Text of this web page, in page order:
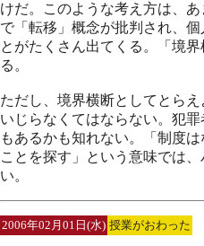
けだ。このような考え方は、
で「転移」概念が批判され、
とがたくさん出てくる。「境
る。
ただし、境界横断としてとら
いじらなくてはならない。犯
もあるかも知れない。「制度
ことを探す」という意味では
い。
2006年02月01日(水) 授業がおわった